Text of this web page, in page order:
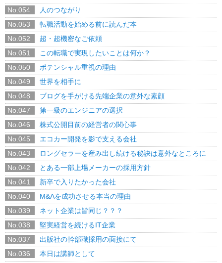
No.054
人のつながり
No.053
転職活動を始める前に読んだ本
No.052
超・超機密なご依頼
No.051
この転職で実現したいことは何か？
No.050
ポテンシャル重視の理由
No.049
世界を相手に
No.048
ブログを手がける先端企業の意外な素顔
No.047
第一級のエンジニアの選択
No.046
株式公開目前の経営者の関心事
No.045
エコカー開発を影で支える会社
No.043
ロングセラーを産み出し続ける秘訣は意外なところに
No.042
とある一部上場メーカーの採用方針
No.041
新卒で入りたかった会社
No.040
M&Aを成功させる本当の理由
No.039
ネット企業は皆同じ？？？
No.038
堅実経営を続けるIT企業
No.037
出版社の幹部職採用の面接にて
No.036
本日は講師として